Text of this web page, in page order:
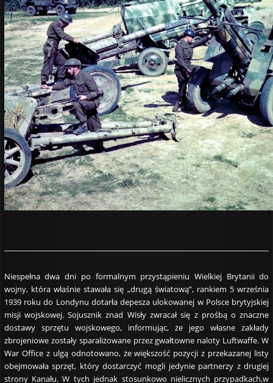
Niespełna dwa dni po formalnym przystąpieniu Wielkiej Brytanii do
wojny, która właśnie stawała się „drugą światową”, rankiem 5 września
1939 roku do Londynu dotarła depesza ulokowanej w Polsce brytyjskiej
misji wojskowej. Sojusznik znad Wisły zwracał się z prośbą o znaczne
dostawy sprzętu wojskowego, informując, że jego własne zakłady
zbrojeniowe zostały sparaliżowane przez gwałtowne naloty Luftwaffe. W
War Office z ulgą odnotowano, że większość pozycji z przekazanej listy
obejmowała sprzęt, który dostarczyć mogli jedynie partnerzy z drugiej
strony Kanału. W tych jednak stosunkowo nielicznych przypadkach,w